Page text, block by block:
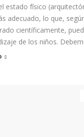
estado físico
adecuado, lo que,
científicamente,
de los niños.